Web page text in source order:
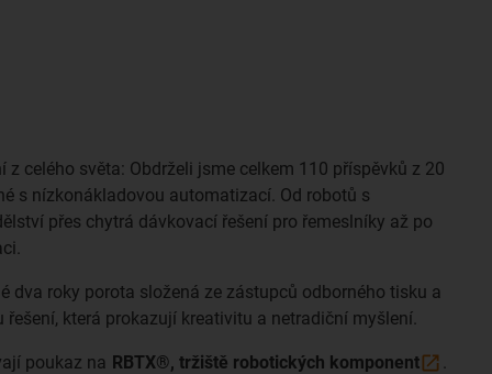
celého světa: Obdrželi jsme celkem 110 příspěvků z 20
s nízkonákladovou automatizací. Od robotů s
přes chytrá dávkovací řešení pro řemeslníky až po
dva roky porota složená ze zástupců odborného tisku a
řešení, která prokazují kreativitu a netradiční myšlení.
poukaz na RBTX®, tržiště robotických komponent